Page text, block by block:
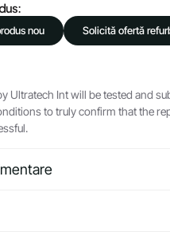
nou Solicită ofertă
Ultratech Int will be tested and
to truly confirm that the